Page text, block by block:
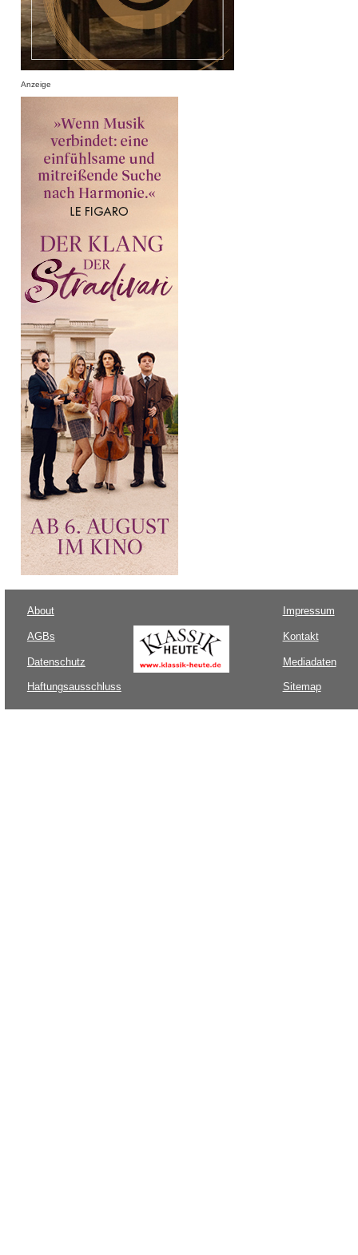
Anzeige
About
AGBs
Datenschutz
Haftungsausschluss
Impressum
Kontakt
Mediadaten
Sitemap